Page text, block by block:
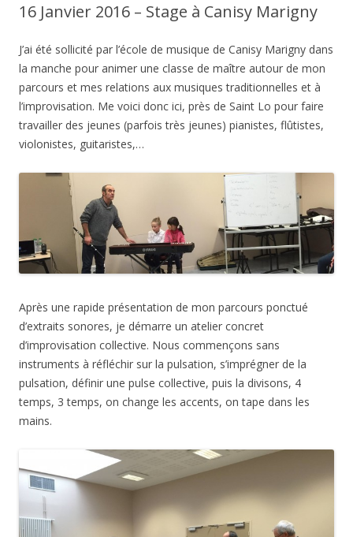
16 Janvier 2016 – Stage à Canisy Marigny
J’ai été sollicité par l’école de musique de Canisy Marigny dans
la manche pour animer une classe de maître autour de mon
parcours et mes relations aux musiques traditionnelles et à
l’improvisation. Me voici donc ici, près de Saint Lo pour faire
travailler des jeunes (parfois très jeunes) pianistes, flûtistes,
violonistes, guitaristes,…
Après une rapide présentation de mon parcours ponctué
d’extraits sonores, je démarre un atelier concret
d’improvisation collective. Nous commençons sans
instruments à réfléchir sur la pulsation, s’imprégner de la
pulsation, définir une pulse collective, puis la divisons, 4
temps, 3 temps, on change les accents, on tape dans les
mains.